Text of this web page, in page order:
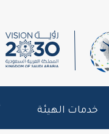
خدمات الهيئة